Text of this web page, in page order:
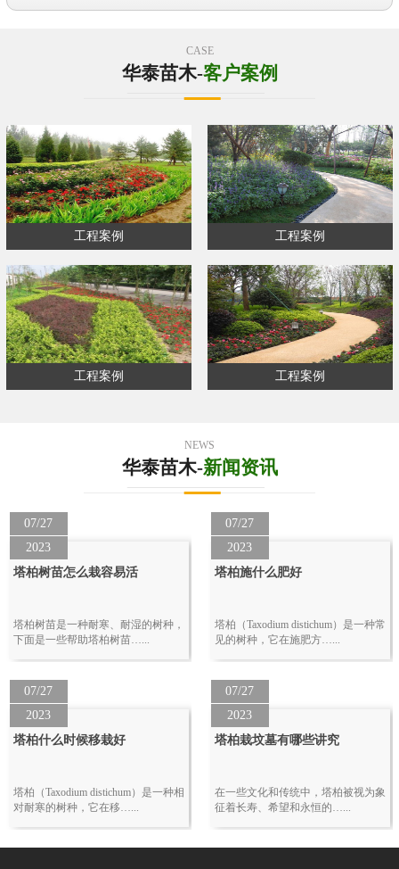
CASE
华泰苗木-客户案例
工程案例 工程案例
工程案例 工程案例
NEWS
华泰苗木-新闻资讯
07/27
2023
塔柏树苗怎么栽容易活
塔柏树苗是一种耐寒、耐湿的树种，
下面是一些帮助塔柏树苗…...
07/27
2023
塔柏施什么肥好
塔柏（Taxodium distichum）是一种常
见的树种，它在施肥方…...
07/27
2023
塔柏什么时候移栽好
塔柏（Taxodium distichum）是一种相
对耐寒的树种，它在移…...
07/27
2023
塔柏栽坟墓有哪些讲究
在一些文化和传统中，塔柏被视为象
征着长寿、希望和永恒的…...